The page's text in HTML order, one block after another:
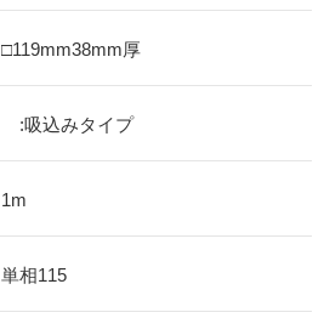
□119mm38mm厚
:吸込みタイプ
1m
単相115